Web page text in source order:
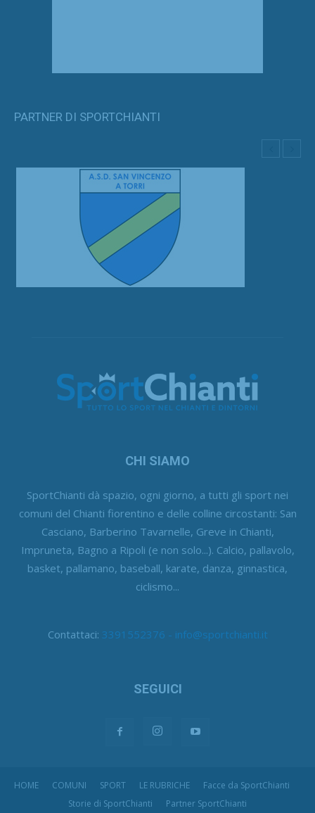
PARTNER DI SPORTCHIANTI
CHI SIAMO
SportChianti dà spazio, ogni giorno, a tutti gli sport nei
comuni del Chianti fiorentino e delle colline circostanti: San
Casciano, Barberino Tavarnelle, Greve in Chianti,
Impruneta, Bagno a Ripoli (e non solo...). Calcio, pallavolo,
basket, pallamano, baseball, karate, danza, ginnastica,
ciclismo...
Contattaci: 3391552376 - info@sportchianti.it
SEGUICI
HOME COMUNI SPORT LE RUBRICHE
Facce da SportChianti
Storie di SportChianti
Partner SportChianti